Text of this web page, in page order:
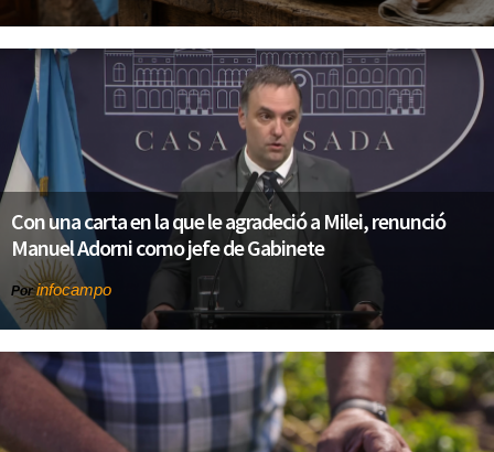
Con una carta en la que le agradeció a Milei, renunció
Manuel Adorni como jefe de Gabinete
Porinfocampo